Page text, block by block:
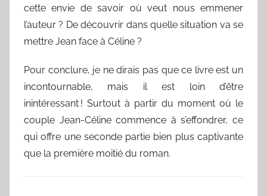
cette envie de savoir où veut nous emmener
l’auteur ? De découvrir dans quelle situation va se
mettre Jean face à Céline ?
Pour conclure, je ne dirais pas que ce livre est un
incontournable, mais il est loin d’être
inintéressant ! Surtout à partir du moment où le
couple Jean-Céline commence à s’effondrer, ce
qui offre une seconde partie bien plus captivante
que la première moitié du roman.